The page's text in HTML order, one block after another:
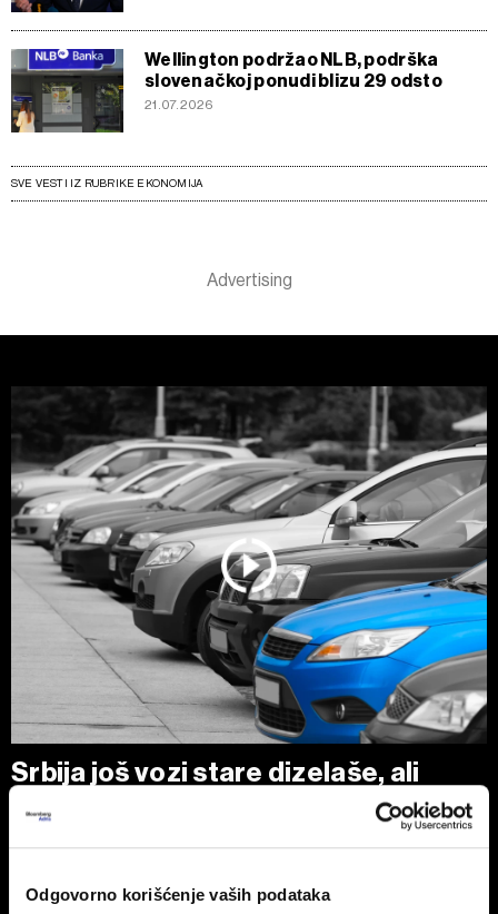
Odgovorno korišćenje vaših podataka
Wellington podržao NLB, podrška
slovenačkoj ponudi blizu 29 odsto
21.07.2026
SVE VESTI IZ RUBRIKE EKONOMIJA
Srbija još vozi stare dizelaše, ali
tržište se menja zbog pravila EU
najtraženiji izbor kupaca u Srbiji, uz dominaciju dizelaša.